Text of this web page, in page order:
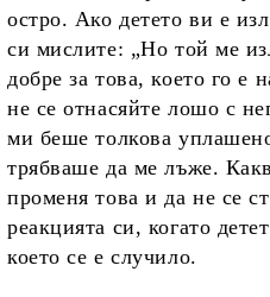
остро. Ако детето ви е
си мислите: „Но той ме
добре за това, което го е
не се отнасяйте лошо с
ми беше толкова
трябваше да ме лъже.
променя това и да не се
реакцията си, когато
което се е случило.